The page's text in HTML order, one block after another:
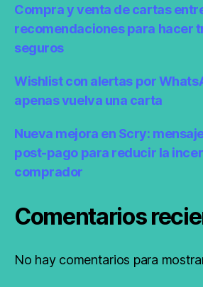
Compra y venta de cartas
recomendaciones para hacer
seguros
Wishlist con alertas por
apenas vuelva una carta
Nueva mejora en Scry:
post-pago para reducir la
comprador
Comentarios
No hay comentarios para